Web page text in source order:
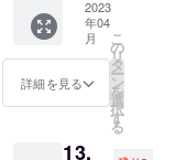
始めまし
た。
たスト
レート
小瓶１
本 +
お礼の
メッ
セージ
価
2023
年04
月
詳細を見る
こ
の
リ
タ
ー
ン
を
選
択
す
る
13,